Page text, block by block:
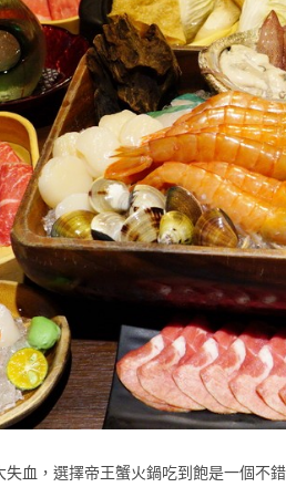
血，選擇帝王蟹火鍋吃到飽是一個不